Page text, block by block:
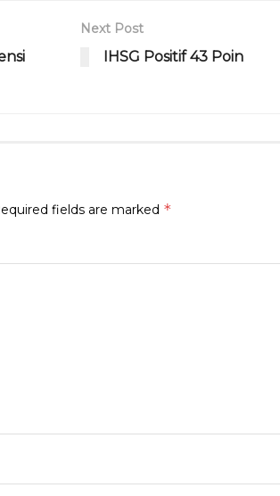
Next Post
IHSG Positif 43 Poin
fields are marked *